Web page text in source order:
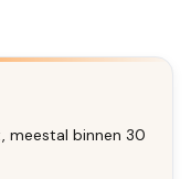
meestal binnen 30